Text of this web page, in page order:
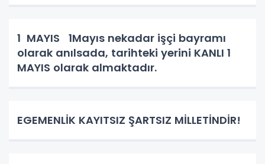
1 MAYIS 1Mayıs nekadar işçi bayramı
olarak anılsada, tarihteki yerini KANLI 1
MAYIS olarak almaktadır.
EGEMENLİK KAYITSIZ ŞARTSIZ MİLLETİNDİR!